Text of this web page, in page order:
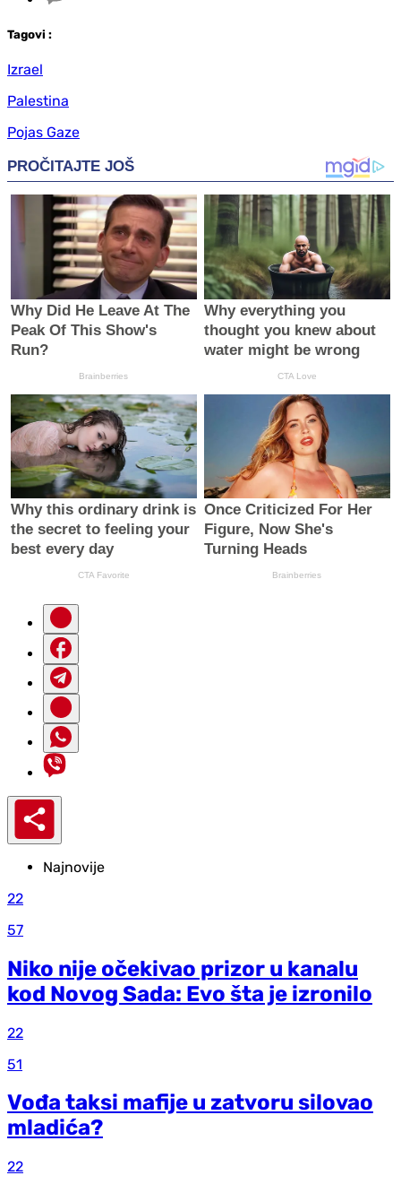
Tagovi :
Izrael
Palestina
Pojas Gaze
Najnovije
22
57
Niko nije očekivao prizor u kanalu
kod Novog Sada: Evo šta je izronilo
22
51
Vođa taksi mafije u zatvoru silovao
mladića?
22